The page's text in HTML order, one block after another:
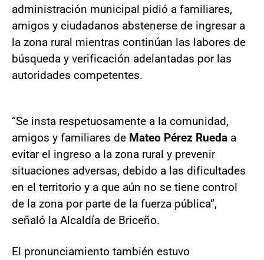
administración municipal pidió a familiares,
amigos y ciudadanos abstenerse de ingresar a
la zona rural mientras continúan las labores de
búsqueda y verificación adelantadas por las
autoridades competentes.
“Se insta respetuosamente a la comunidad,
amigos y familiares de Mateo Pérez Rueda a
evitar el ingreso a la zona rural y prevenir
situaciones adversas, debido a las dificultades
en el territorio y a que aún no se tiene control
de la zona por parte de la fuerza pública”,
señaló la Alcaldía de Briceño.
El pronunciamiento también estuvo